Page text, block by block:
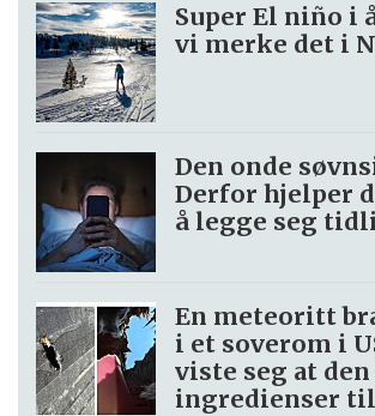
Super El niño i
vi merke det i
Den onde
Derfor hjelper
å legge seg
En meteoritt
i et soverom i
viste seg at
ingredienser